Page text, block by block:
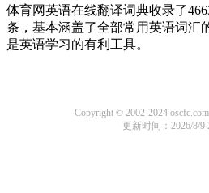
体育网英语在线翻译词典收录了
条，基本涵盖了全部常用英语词汇
是英语学习的有利工具。
Copyright © 2002-2024
更新时间：2026/8/9